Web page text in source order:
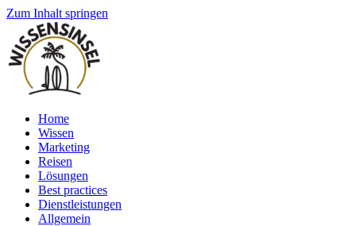
Zum Inhalt springen
Home
Wissen
Marketing
Reisen
Lösungen
Best practices
Dienstleistungen
Allgemein